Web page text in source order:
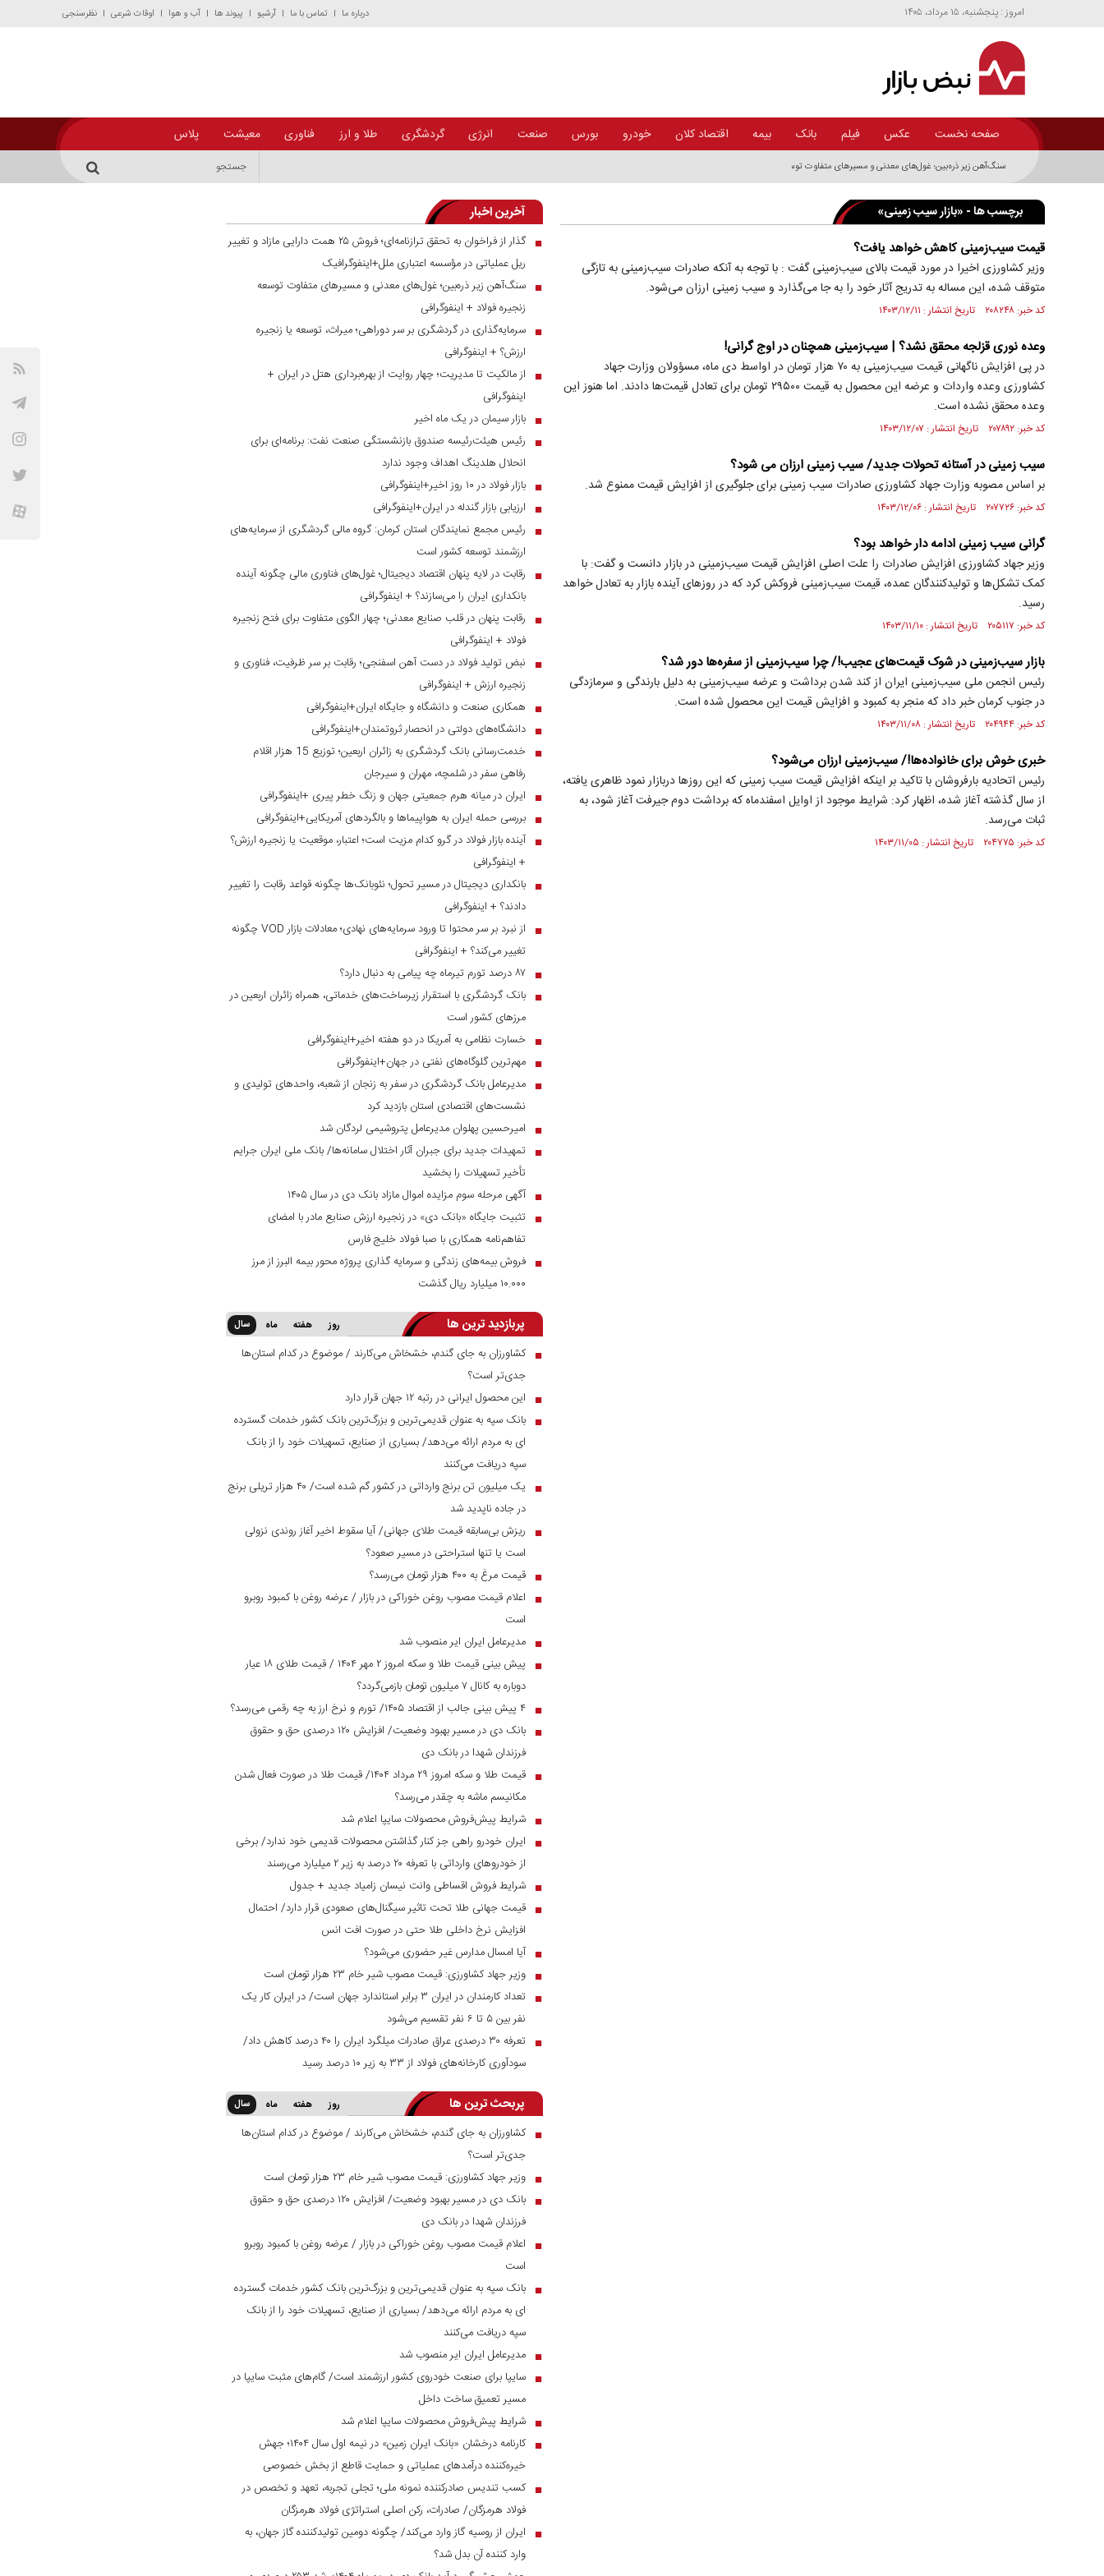
امروز : پنجشنبه، ۱۵ مرداد، ۱۴۰۵ درباره ما تماس با ما آرشیو پیوند ها آب و هوا اوقات شرعی نظرسنجی
صفحه نخست عکس فیلم بانک بیمه اقتصاد کلان خودرو بورس صنعت انرژی گردشگری طلا و ارز فناوری معیشت پلاس
سنگ‌آهن زیر ذره‌بین؛ غول‌های معدنی و مسیر‌های متفاوت توسعه زنجیره فولاد + اینفوگرافی
برچسب ها - «بازار سیب زمینی»
قیمت سیب‌زمینی کاهش خواهد یافت؟
وزیر کشاورزی اخیرا در مورد قیمت بالای سیب‌زمینی گفت : با توجه به آنکه صادرات سیب‌زمینی به تازگی
متوقف شده، این مساله به تدریج آثار خود را به جا می‌گذارد و سیب زمینی ارزان می‌شود.
کد خبر: ۲۰۸۲۴۸ تاریخ انتشار : ۱۴۰۳/۱۲/۱۱
وعده نوری قزلجه محقق نشد؟ | سیب‌زمینی همچنان در اوج گرانی!
در پی افزایش ناگهانی قیمت سیب‌زمینی به ۷۰ هزار تومان در اواسط دی ماه، مسؤولان وزارت جهاد
کشاورزی وعده واردات و عرضه این محصول به قیمت ۲۹۵۰۰ تومان برای تعادل قیمت‌ها دادند. اما هنوز این
وعده محقق نشده است.
کد خبر: ۲۰۷۸۹۲ تاریخ انتشار : ۱۴۰۳/۱۲/۰۷
سیب زمینی در آستانه تحولات جدید/ سیب زمینی ارزان می شود؟
بر اساس مصوبه وزارت جهاد کشاورزی صادرات سیب زمینی برای جلوگیری از افزایش قیمت ممنوع شد.
کد خبر: ۲۰۷۷۲۶ تاریخ انتشار : ۱۴۰۳/۱۲/۰۶
گرانی سیب زمینی ادامه دار خواهد بود؟
وزیر جهاد کشاورزی افزایش صادرات را علت اصلی افزایش قیمت سیب‌زمینی در بازار دانست و گفت: با
کمک تشکل‌ها و تولیدکنندگان عمده، قیمت سیب‌زمینی فروکش کرد که در روزهای آینده بازار به تعادل خواهد
رسید.
کد خبر: ۲۰۵۱۱۷ تاریخ انتشار : ۱۴۰۳/۱۱/۱۰
بازار سیب‌زمینی در شوک قیمت‌های عجیب!/ چرا سیب‌زمینی از سفره‌ها دور شد؟
رئیس انجمن ملی سیب‌زمینی ایران از کند شدن برداشت و عرضه سیب‌زمینی به دلیل بارندگی و سرمازدگی
در جنوب کرمان خبر داد که منجر به کمبود و افزایش قیمت این محصول شده است.
کد خبر: ۲۰۴۹۴۴ تاریخ انتشار : ۱۴۰۳/۱۱/۰۸
خبری خوش برای خانواده‌ها!/ سیب‌زمینی ارزان می‌شود؟
رئیس اتحادیه بارفروشان با تاکید بر اینکه افزایش قیمت سیب زمینی که این روزها دربازار نمود ظاهری یافته،
از سال گذشته آغاز شده، اظهار کرد: شرایط موجود از اوایل اسفندماه که برداشت دوم جیرفت آغاز شود، به
ثبات می‌رسد.
کد خبر: ۲۰۴۷۷۵ تاریخ انتشار : ۱۴۰۳/۱۱/۰۵
آخرین اخبار
■
گذار از فراخوان به تحقق ترازنامه‌ای؛ فروش ۲۵ همت دارایی مازاد و تغییر
ریل عملیاتی در مؤسسه اعتباری ملل+اینفوگرافیک
■ سنگ‌آهن زیر ذره‌بین؛ غول‌های معدنی و مسیر‌های متفاوت توسعه
زنجیره فولاد + اینفوگرافی
■ سرمایه‌گذاری در گردشگری بر سر دوراهی؛ میراث، توسعه یا زنجیره
ارزش؟ + اینفوگرافی
■
از مالکیت تا مدیریت؛ چهار روایت از بهره‌برداری هتل در ایران +
اینفوگرافی
■ بازار سیمان در یک ماه اخیر
■
رئیس هیئت‌رئیسه صندوق بازنشستگی صنعت نفت: برنامه‌ای برای
انحلال هلدینگ اهداف وجود ندارد
■ بازار فولاد در ۱۰ روز اخیر+اینفوگرافی
■ ارزیابی بازار گندله در ایران+اینفوگرافی
■
رئیس مجمع نمایندگان استان کرمان: گروه مالی گردشگری از سرمایه‌های
ارزشمند توسعه کشور است
■
رقابت در لایه پنهان اقتصاد دیجیتال؛ غول‌های فناوری مالی چگونه آینده
بانکداری ایران را می‌سازند؟ + اینفوگرافی
■
رقابت پنهان در قلب صنایع معدنی؛ چهار الگوی متفاوت برای فتح زنجیره
فولاد + اینفوگرافی
■
نبض تولید فولاد در دست آهن اسفنجی؛ رقابت بر سر ظرفیت، فناوری و
زنجیره ارزش + اینفوگرافی
■ همکاری صنعت و دانشگاه و جایگاه ایران+اینفوگرافی
■ دانشگاه‌های دولتی در انحصار ثروتمندان+اینفوگرافی
■
خدمت‌رسانی بانک گردشگری به زائران اربعین؛ توزیع 15 هزار اقلام
رفاهی سفر در شلمچه، مهران و سیرجان
■ ایران در میانه هرم جمعیتی جهان و زنگ خطر پیری +اینفوگرافی
■ بررسی حمله ایران به هواپیماها و بالگردهای آمریکایی+اینفوگرافی
■ آینده بازار فولاد در گرو کدام مزیت است؛ اعتبار، موقعیت یا زنجیره ارزش؟
+ اینفوگرافی
■ بانکداری دیجیتال در مسیر تحول؛ نئوبانک‌ها چگونه قواعد رقابت را تغییر
دادند؟ + اینفوگرافی
■
از نبرد بر سر محتوا تا ورود سرمایه‌های نهادی؛ معادلات بازار VOD چگونه
تغییر می‌کند؟ + اینفوگرافی
■ ۸۷ درصد تورم تیرماه چه پیامی به دنبال دارد؟
■ بانک گردشگری با استقرار زیرساخت‌های خدماتی، همراه زائران اربعین در
مرز‌های کشور است
■ خسارت نظامی به آمریکا در دو هفته اخیر+اینفوگرافی
■ مهم‌ترین گلوگاه‌های نفتی در جهان+اینفوگرافی
■ مدیرعامل بانک گردشگری در سفر به زنجان از شعبه، واحدهای تولیدی و
نشست‌های اقتصادی استان بازدید کرد
■ امیرحسین پهلوان مدیرعامل پتروشیمی لردگان شد
■
تمهیدات جدید برای جبران آثار اختلال سامانه‌ها/ بانک ملی ایران جرایم
تأخیر تسهیلات را بخشید
■ آگهی مرحله سوم مزایده اموال مازاد بانک دی در سال ۱۴۰۵
■
تثبیت جایگاه «بانک دی» در زنجیره ارزش صنایع مادر با امضای
تفاهم‌نامه همکاری با صبا فولاد خلیج فارس
■ فروش بیمه‌های زندگی و سرمایه گذاری پروژه محور بیمه البرز از مرز
۱۰.۰۰۰ میلیارد ریال گذشت
پربازدید ترین ها روز هفته ماه سال
■ کشاورزان به جای گندم، خشخاش می‌کارند / موضوع در کدام استان‌ها
جدی‌تر است؟
■ این محصول ایرانی در رتبه ۱۲ جهان قرار دارد
■ بانک سپه به عنوان قدیمی‌ترین و بزرگ‌ترین بانک کشور خدمات گسترده
ای به مردم ارائه می‌دهد/ بسیاری از صنایع، تسهیلات خود را از بانک
سپه دریافت می‌کنند
■
یک میلیون تن برنج وارداتی در کشور گم شده است/ ۴۰ هزار تریلی برنج
در جاده ناپدید شد
■
ریزش بی‌سابقه قیمت طلای جهانی/ آیا سقوط اخیر آغاز روندی نزولی
است یا تنها استراحتی در مسیر صعود؟
■ قیمت مرغ به ۴۰۰ هزار تومان می‌رسد؟
■
اعلام قیمت مصوب روغن خوراکی در بازار / عرضه روغن با کمبود روبرو
است
■ مدیرعامل ایران ایر منصوب شد
■
پیش بینی قیمت طلا و سکه امروز ۲ مهر ۱۴۰۴ / قیمت طلای ۱۸ عیار
دوباره به کانال ۷ میلیون تومان بازمی‌گردد؟
■ ۴ پیش بینی جالب از اقتصاد ۱۴۰۵/ تورم و نرخ ارز به چه رقمی می‌رسد؟
■
بانک دی در مسیر بهبود وضعیت/ افزایش ۱۲۰ درصدی حق و حقوق
فرزندان شهدا در بانک دی
■
قیمت طلا و سکه امروز ۲۹ مرداد ۱۴۰۴/ قیمت طلا در صورت فعال شدن
مکانیسم ماشه به چقدر می‌رسد؟
■ شرایط پیش‌فروش محصولات سایپا اعلام شد
■
ایران خودرو راهی جز کنار گذاشتن محصولات قدیمی خود ندارد/ برخی
از خودرو‌های وارداتی با تعرفه ۲۰ درصد به زیر ۲ میلیارد می‌رسند
■ شرایط فروش اقساطی وانت نیسان زامیاد جدید + جدول
■ قیمت جهانی طلا تحت تاثیر سیگنال‌های صعودی قرار دارد/ احتمال
افزایش نرخ داخلی طلا حتی در صورت افت انس
■ آیا امسال مدارس غیر حضوری می‌شود؟
■ وزیر جهاد کشاورزی: قیمت مصوب شیر خام ۲۳ هزار تومان است
■
تعداد کارمندان در ایران ۳ برابر استاندارد جهان است/ در ایران کار یک
نفر بین ۵ تا ۶ نفر تقسیم می‌شود
■
تعرفه ۳۰ درصدی عراق صادرات میلگرد ایران را ۴۰ درصد کاهش داد/
سودآوری کارخانه‌های فولاد از ۳۳ به زیر ۱۰ درصد رسید
پربحث ترین ها روز هفته ماه سال
■ کشاورزان به جای گندم، خشخاش می‌کارند / موضوع در کدام استان‌ها
جدی‌تر است؟
■ وزیر جهاد کشاورزی: قیمت مصوب شیر خام ۲۳ هزار تومان است
■
بانک دی در مسیر بهبود وضعیت/ افزایش ۱۲۰ درصدی حق و حقوق
فرزندان شهدا در بانک دی
■
اعلام قیمت مصوب روغن خوراکی در بازار / عرضه روغن با کمبود روبرو
است
■ بانک سپه به عنوان قدیمی‌ترین و بزرگ‌ترین بانک کشور خدمات گسترده
ای به مردم ارائه می‌دهد/ بسیاری از صنایع، تسهیلات خود را از بانک
سپه دریافت می‌کنند
■ مدیرعامل ایران ایر منصوب شد
■ سایپا برای صنعت خودروی کشور ارزشمند است/ گام‌های مثبت سایپا در
مسیر تعمیق ساخت داخل
■ شرایط پیش‌فروش محصولات سایپا اعلام شد
■
کارنامه درخشان «بانک ایران زمین» در نیمه اول سال ۱۴۰۴؛ جهش
خیره‌کننده درآمد‌های عملیاتی و حمایت قاطع از بخش خصوصی
■ کسب تندیس صادرکننده نمونه ملی؛ تجلی تجربه، تعهد و تخصص در
فولاد هرمزگان/ صادرات، رکن اصلی استراتژی فولاد هرمزگان
■
ایران از روسیه گاز وارد می‌کند/ چگونه دومین تولیدکننده گاز جهان، به
وارد کننده آن بدل شد؟